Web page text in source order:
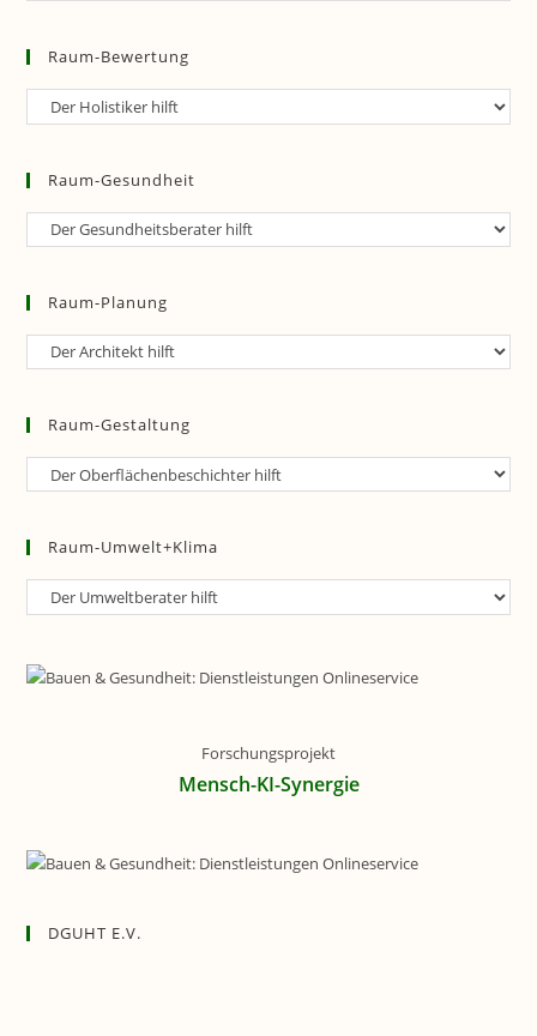
Raum-Bewertung
Raum-
Raum-Gesundheit
Raum-
Raum-Planung
Raum-
Raum-Gestaltung
Raum-
Raum-Umwelt+Klima
Raum-
Forschungsprojekt
Mensch-KI-Synergie
DGUHT E.V.